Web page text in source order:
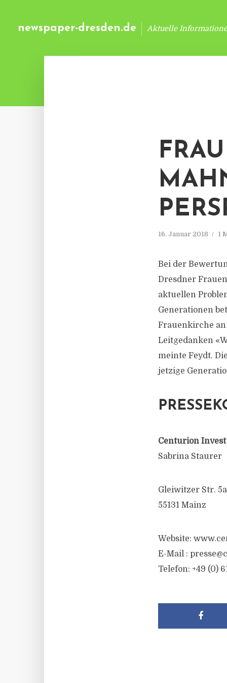
newspaper-dresden.de Aktuelle
16. Januar 2018 1
Bei der
Dresdner
aktuellen
Generationen
Frauenkirche an
Leitgedanken
meinte Feydt.
jetzige
Centurion
Sabrina Staurer
Gleiwitzer Str. 5a
55131 Mainz
Website:
E-Mail :
Telefon: +49 (0)